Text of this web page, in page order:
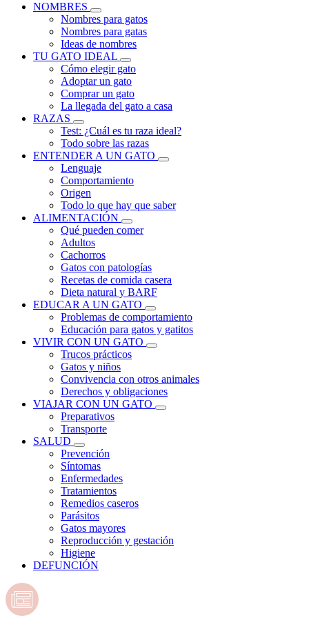
NOMBRES
Nombres para gatos
Nombres para gatas
Ideas de nombres
TU GATO IDEAL
Cómo elegir gato
Adoptar un gato
Comprar un gato
La llegada del gato a casa
RAZAS
Test: ¿Cuál es tu raza ideal?
Todo sobre las razas
ENTENDER A UN GATO
Lenguaje
Comportamiento
Origen
Todo lo que hay que saber
ALIMENTACIÓN
Qué pueden comer
Adultos
Cachorros
Gatos con patologías
Recetas de comida casera
Dieta natural y BARF
EDUCAR A UN GATO
Problemas de comportamiento
Educación para gatos y gatitos
VIVIR CON UN GATO
Trucos prácticos
Gatos y niños
Convivencia con otros animales
Derechos y obligaciones
VIAJAR CON UN GATO
Preparativos
Transporte
SALUD
Prevención
Síntomas
Enfermedades
Tratamientos
Remedios caseros
Parásitos
Gatos mayores
Reproducción y gestación
Higiene
DEFUNCIÓN